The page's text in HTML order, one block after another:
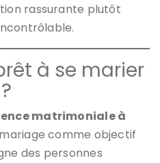
rassurante plutôt
à se marier
matrimoniale à
comme objectif
des personnes